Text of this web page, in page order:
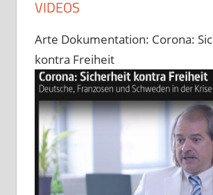
VIDEOS
Arte Dokumentation: Corona:
kontra Freiheit